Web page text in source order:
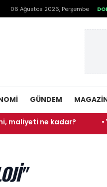
06 Ağustos 2026, Perşembe
GÜNDEM
ne kadar? • Yeni